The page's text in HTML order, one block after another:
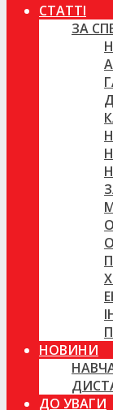
СТАТТІ
ЗА
НОВИНИ
ДО УВАГИ